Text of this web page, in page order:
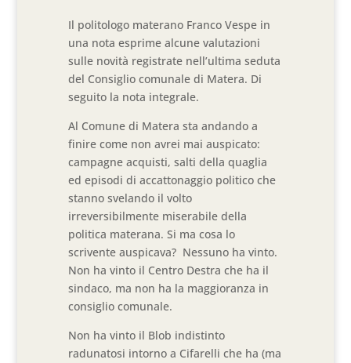
Il politologo materano Franco Vespe in
una nota esprime alcune valutazioni
sulle novità registrate nell’ultima seduta
del Consiglio comunale di Matera. Di
seguito la nota integrale.
Al Comune di Matera sta andando a
finire come non avrei mai auspicato:
campagne acquisti, salti della quaglia
ed episodi di accattonaggio politico che
stanno svelando il volto
irreversibilmente miserabile della
politica materana. Si ma cosa lo
scrivente auspicava? Nessuno ha vinto.
Non ha vinto il Centro Destra che ha il
sindaco, ma non ha la maggioranza in
consiglio comunale.
Non ha vinto il Blob indistinto
radunatosi intorno a Cifarelli che ha (ma